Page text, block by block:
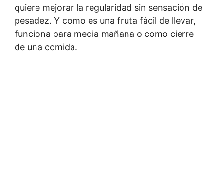
quiere mejorar la regularidad sin sensación de
pesadez. Y como es una fruta fácil de llevar,
funciona para media mañana o como cierre
de una comida.